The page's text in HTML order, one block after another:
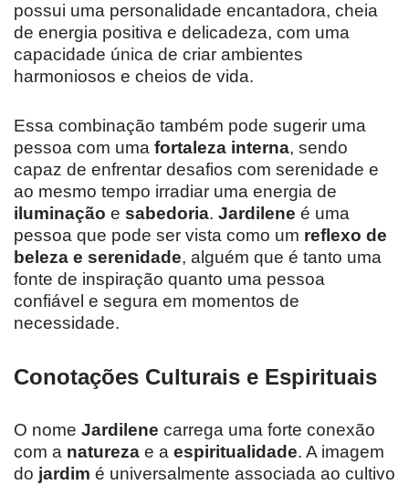
possui uma personalidade encantadora, cheia
de energia positiva e delicadeza, com uma
capacidade única de criar ambientes
harmoniosos e cheios de vida.
Essa combinação também pode sugerir uma
pessoa com uma fortaleza interna, sendo
capaz de enfrentar desafios com serenidade e
ao mesmo tempo irradiar uma energia de
iluminação e sabedoria. Jardilene é uma
pessoa que pode ser vista como um reflexo de
beleza e serenidade, alguém que é tanto uma
fonte de inspiração quanto uma pessoa
confiável e segura em momentos de
necessidade.
Conotações Culturais e Espirituais
O nome Jardilene carrega uma forte conexão
com a natureza e a espiritualidade. A imagem
do jardim é universalmente associada ao cultivo